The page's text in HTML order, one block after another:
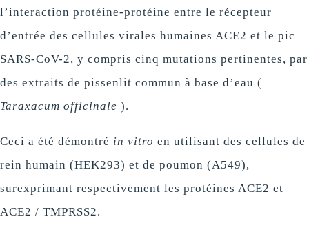
l’interaction protéine-protéine entre le récepteur
d’entrée des cellules virales humaines ACE2 et le pic
SARS-CoV-2, y compris cinq mutations pertinentes, par
des extraits de pissenlit commun à base d’eau (
Taraxacum officinale ).
Ceci a été démontré in vitro en utilisant des cellules de
rein humain (HEK293) et de poumon (A549),
surexprimant respectivement les protéines ACE2 et
ACE2 / TMPRSS2.